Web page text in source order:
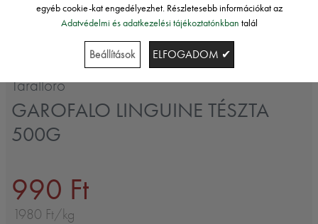
Taralloro
GAROFALO LINGUINE TÉSZTA
500G
990 Ft
1980 Ft/kg
egyéb cookie-kat engedélyezhet. Részletesebb információkat az
Adatvédelmi és adatkezelési tájékoztatónkban talál
Beállítások ELFOGADOM ✔